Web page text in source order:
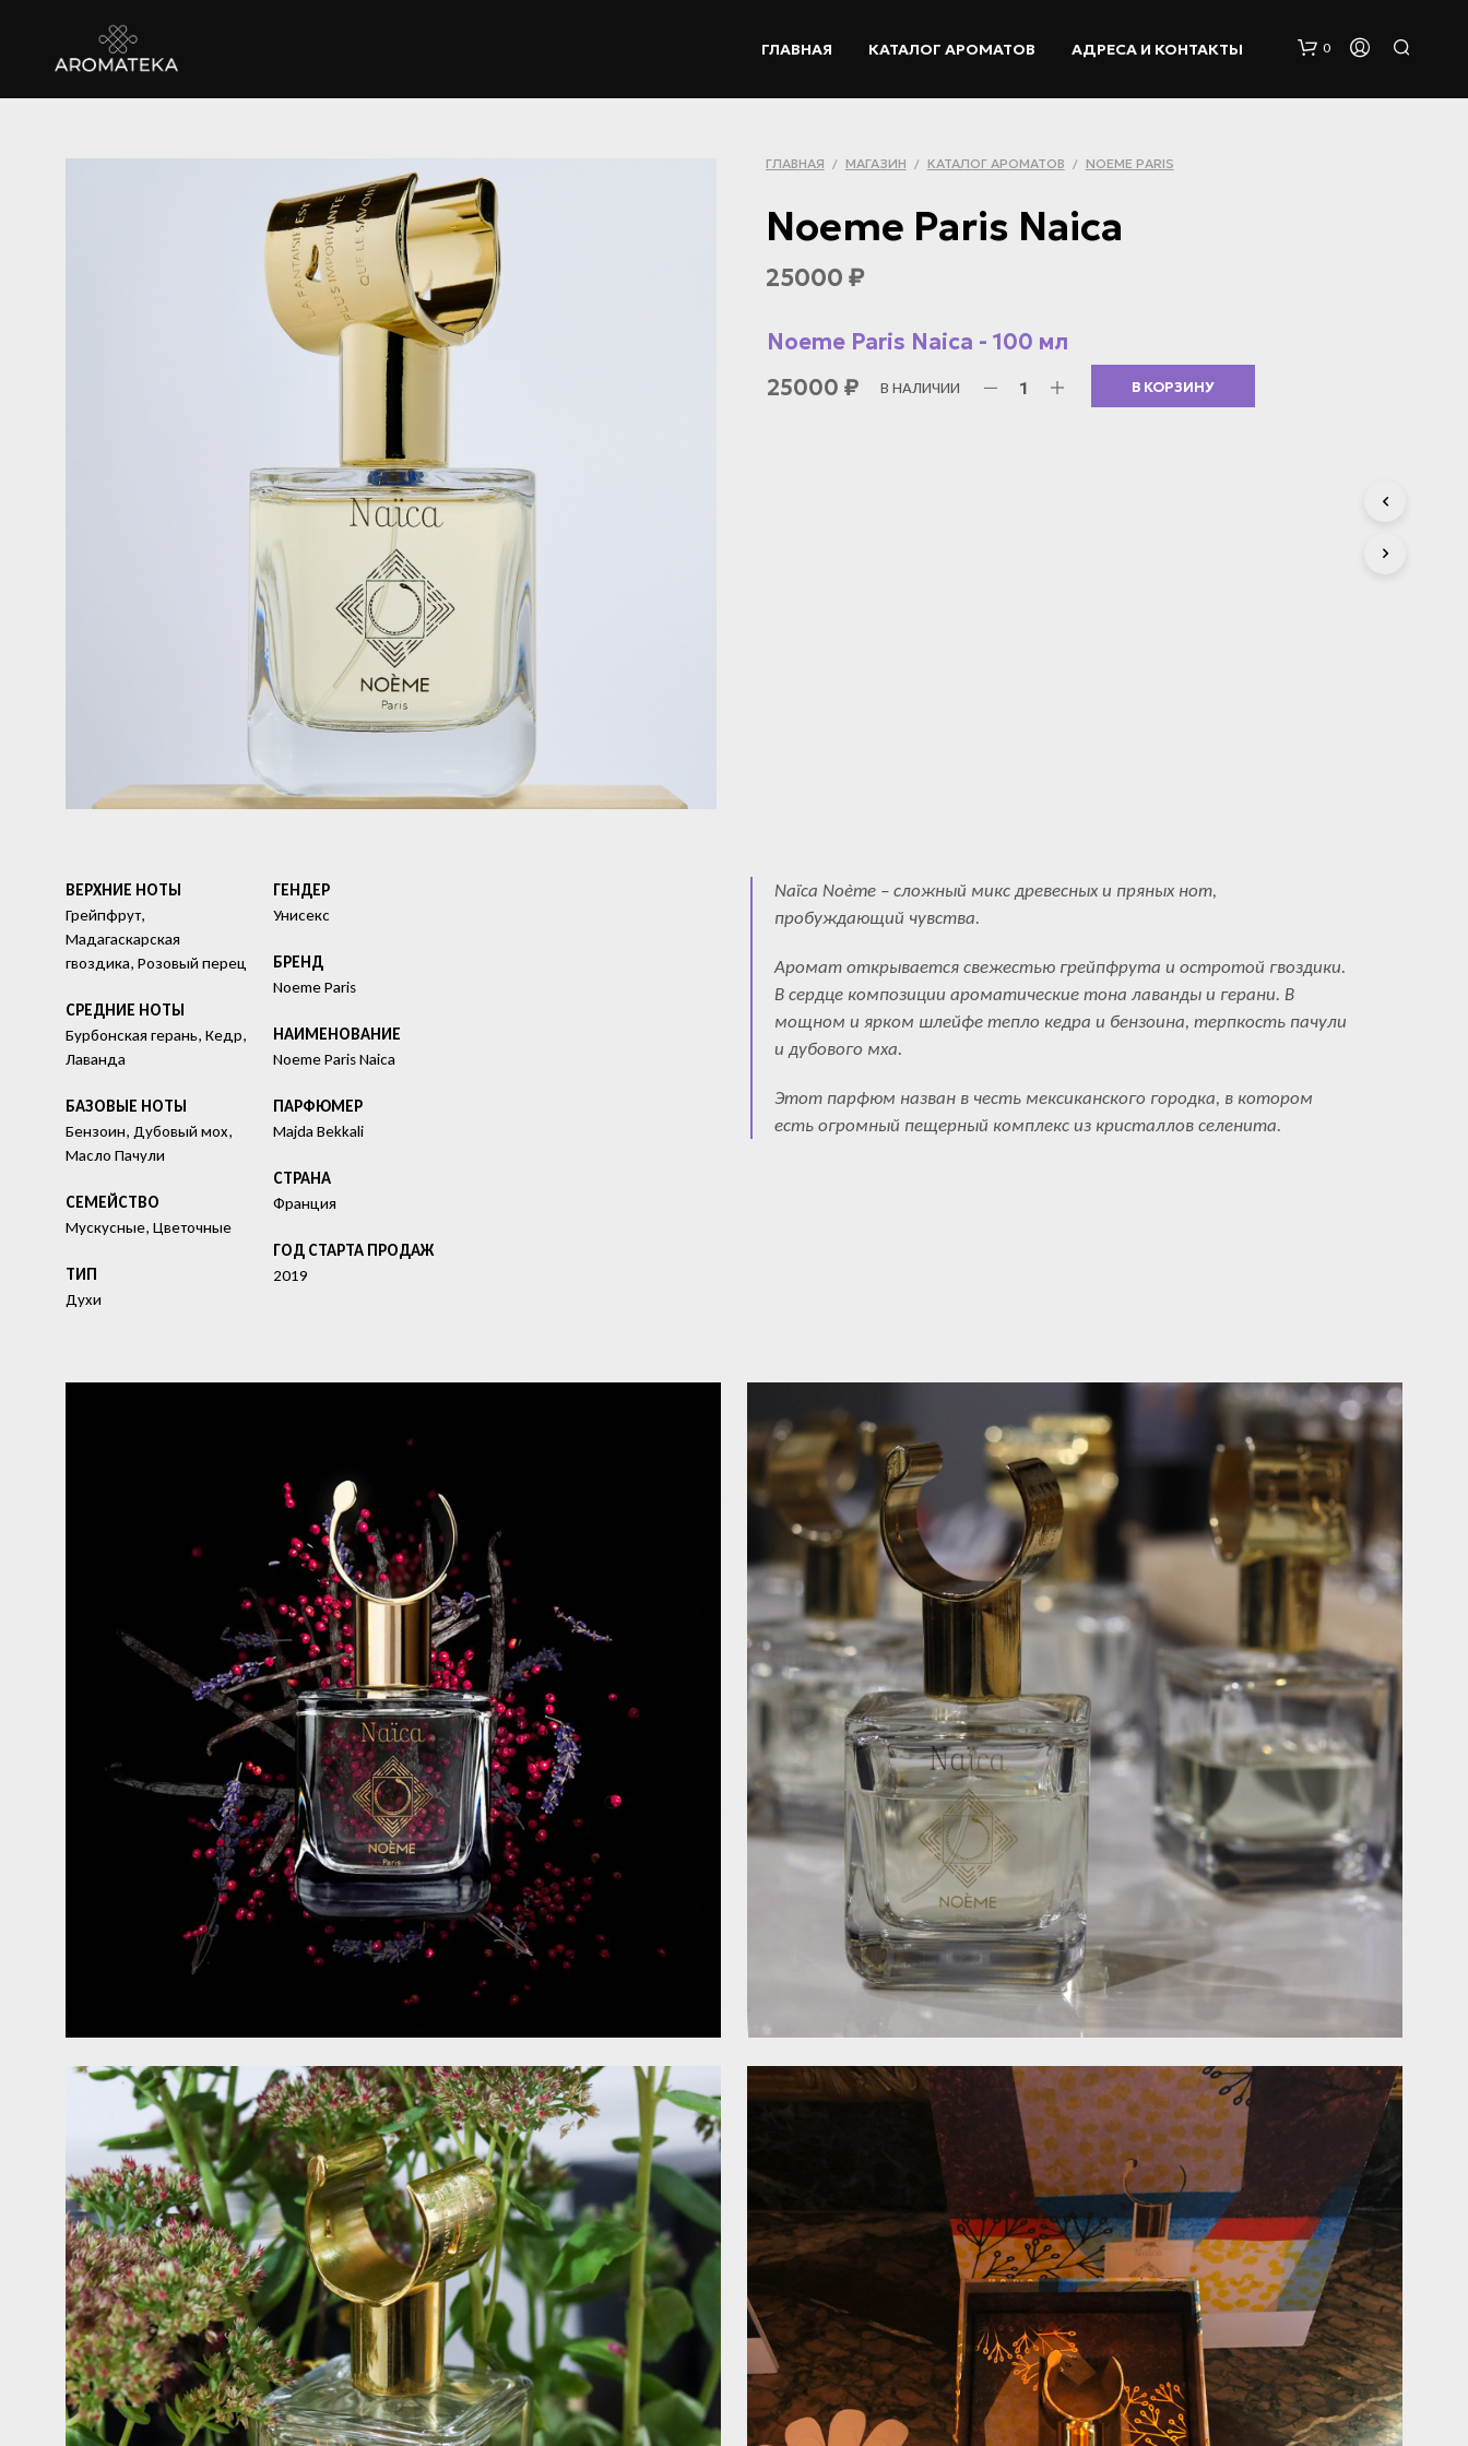
ГЛАВНАЯ КАТАЛОГ АРОМАТОВ АДРЕСА И КОНТАКТЫ 0
ГЛАВНАЯ / МАГАЗИН / КАТАЛОГ АРОМАТОВ / NOEME PARIS
Noeme Paris Naica
25000 ₽
Noeme Paris Naica - 100 мл
25000 ₽ В НАЛИЧИИ В КОРЗИНУ
ВЕРХНИЕ НОТЫ
Грейпфрут,
Мадагаскарская
гвоздика, Розовый перец
СРЕДНИЕ НОТЫ
Бурбонская герань, Кедр,
Лаванда
БАЗОВЫЕ НОТЫ
Бензоин, Дубовый мох,
Масло Пачули
СЕМЕЙСТВО
Мускусные, Цветочные
ТИП
Духи
ГЕНДЕР
Унисекс
БРЕНД
Noeme Paris
HАИМЕНОВАНИЕ
Noeme Paris Naica
ПАРФЮМЕР
Majda Bekkali
СТРАНА
Франция
ГОД СТАРТА ПРОДАЖ
2019
Naïca Noème – сложный микс древесных и пряных нот,
пробуждающий чувства.
Аромат открывается свежестью грейпфрута и остротой гвоздики.
В сердце композиции ароматические тона лаванды и герани. В
мощном и ярком шлейфе тепло кедра и бензоина, терпкость пачули
и дубового мха.
Этот парфюм назван в честь мексиканского городка, в котором
есть огромный пещерный комплекс из кристаллов селенита.